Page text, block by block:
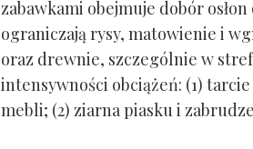
zabawkami obejmuje dobór
ograniczają rysy, matowienie i
oraz drewnie, szczególnie w
intensywności obciążeń: (1)
mebli; (2) ziarna piasku i